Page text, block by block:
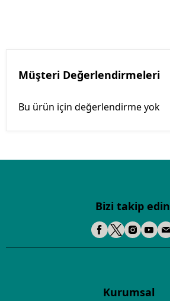
Müşteri Değerlendirmeleri
Bu ürün için değerlendirme yok
Bizi takip edin
Kurumsal